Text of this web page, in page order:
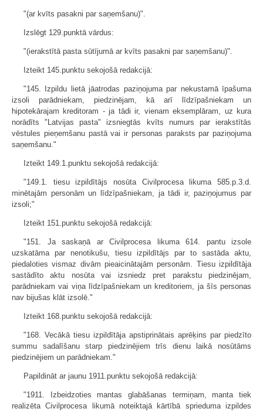
"(ar kvīts pasakni par saņemšanu)".
Izslēgt 129.punktā vārdus:
"(ierakstītā pasta sūtījumā ar kvīts pasakni par saņemšanu)".
Izteikt 145.punktu sekojošā redakcijā:
"145. Izpildu lietā jāatrodas paziņojuma par nekustamā īpašuma
izsoli parādniekam, piedzinējam, kā arī līdzīpašniekam un
hipotekārajam kreditoram - ja tādi ir, vienam eksemplāram, uz kura
norādīts "Latvijas pasta" izsniegtās kvīts numurs par ierakstītās
vēstules pieņemšanu pastā vai ir personas paraksts par paziņojuma
saņemšanu."
Izteikt 149.1.punktu sekojošā redakcijā:
"149.1. tiesu izpildītājs nosūta Civilprocesa likuma 585.p.3.d.
minētajām personām un līdzīpašniekam, ja tādi ir, paziņojumus par
izsoli;"
Izteikt 151.punktu sekojošā redakcijā:
"151. Ja saskaņā ar Civilprocesa likuma 614. pantu izsole
uzskatāma par nenotikušu, tiesu izpildītājs par to sastāda aktu,
piedaloties vismaz divām pieaicinātajām personām. Tiesu izpildītāja
sastādīto aktu nosūta vai izsniedz pret parakstu piedzinējam,
parādniekam vai viņa līdzīpašniekam un kreditoriem, ja šīs personas
nav bijušas klāt izsolē."
Izteikt 168.punktu sekojošā redakcijā:
"168. Vecākā tiesu izpildītāja apstiprinātais aprēķins par piedzīto
summu sadalīšanu starp piedzinējiem trīs dienu laikā nosūtāms
piedzinējiem un parādniekam."
Papildināt ar jaunu 1911.punktu sekojošā redakcijā:
"1911. Izbeidzoties mantas glabāšanas termiņam, manta tiek
realizēta Civilprocesa likumā noteiktajā kārtībā sprieduma izpildes